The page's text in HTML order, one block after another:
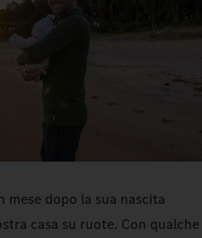
mese dopo la sua nascita
casa su ruote. Con qualche